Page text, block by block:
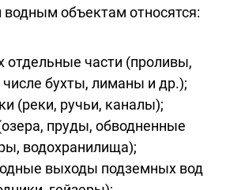
объектам относятся:
отдельные части (проливы,
бухты, лиманы и др.);
(реки, ручьи, каналы);
пруды, обводненные
водохранилища);
выходы подземных вод